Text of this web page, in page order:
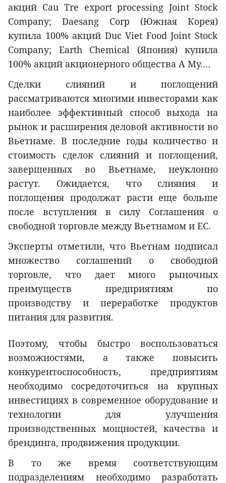
акций Cau Tre export processing Joint Stock
Company; Daesang Corp (Южная Корея)
купила 100% акций Duc Viet Food Joint Stock
Company; Earth Chemical (Япония) купила
100% акций акционерного общества А My.…
Сделки слияний и поглощений
рассматриваются многими инвесторами как
наиболее эффективный способ выхода на
рынок и расширения деловой активности во
Вьетнаме. В последние годы количество и
стоимость сделок слияний и поглощений,
завершенных во Вьетнаме, неуклонно
растут. Ожидается, что слияния и
поглощения продолжат расти еще больше
после вступления в силу Соглашения о
свободной торговле между Вьетнамом и ЕС.
Эксперты отметили, что Вьетнам подписал
множество соглашений о свободной
торговле, что дает много рыночных
преимуществ предприятиям по
производству и переработке продуктов
питания для развития.
Поэтому, чтобы быстро воспользоваться
возможностями, а также повысить
конкурентоспособность, предприятиям
необходимо сосредоточиться на крупных
инвестициях в современное оборудование и
технологии для улучшения
производственных мощностей, качества и
брендинга, продвижения продукции.
В то же время соответствующим
подразделениям необходимо разработать